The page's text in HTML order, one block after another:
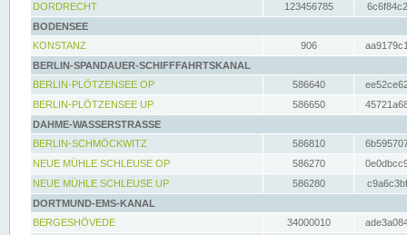
DORDRECHT
123456785
BODENSEE
KONSTANZ
906
BERLIN-SPANDAUER-SCHIFFFAHRTSKANAL
BERLIN-PLÖTZENSEE OP
586640
BERLIN-PLÖTZENSEE UP
586650
DAHME-WASSERSTRASSE
BERLIN-SCHMÖCKWITZ
586810
NEUE MÜHLE SCHLEUSE OP
586270
NEUE MÜHLE SCHLEUSE UP
586280
DORTMUND-EMS-KANAL
BERGESHÖVEDE
34000010